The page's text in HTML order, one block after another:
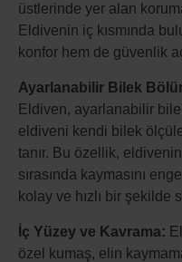
üstlerinde yer alan
Eldivenin iç kısmında
konfor hem de güvenlik
Ayarlanabilir Bilek
Eldiven, ayarlanabilir
eldiveni kendi bilek
tanır. Bu özellik,
sırasında kaymasını
kolay ve hızlı bir şekilde
İç Yüzey ve Kavrama:
özel kumaş, elin